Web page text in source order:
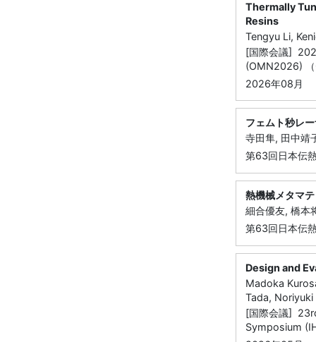
Thermally
Resins
Tengyu Li,
[国際会議]
(OMN2026)
2026年08月
フェムト秒レ
寺田隼, 田中靖
第63回日本伝
熱機械メタマ
細合優友, 橋本
第63回日本伝
Design and
Madoka
Tada,
[国際会議]
Symposium